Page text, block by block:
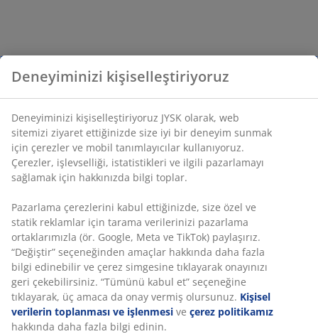
Deneyiminizi kişiselleştiriyoruz
Deneyiminizi kişiselleştiriyoruz JYSK olarak, web
sitemizi ziyaret ettiğinizde size iyi bir deneyim sunmak
için çerezler ve mobil tanımlayıcılar kullanıyoruz.
Çerezler, işlevselliği, istatistikleri ve ilgili pazarlamayı
sağlamak için hakkınızda bilgi toplar.
Pazarlama çerezlerini kabul ettiğinizde, size özel ve
statik reklamlar için tarama verilerinizi pazarlama
ortaklarımızla (ör. Google, Meta ve TikTok) paylaşırız.
“Değiştir” seçeneğinden amaçlar hakkında daha fazla
bilgi edinebilir ve çerez simgesine tıklayarak onayınızı
geri çekebilirsiniz. “Tümünü kabul et” seçeneğine
tıklayarak, üç amaca da onay vermiş olursunuz. Kişisel
verilerin toplanması ve işlenmesi ve çerez politikamız
hakkında daha fazla bilgi edinin.